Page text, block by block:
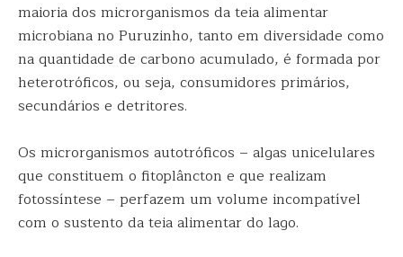
maioria dos microrganismos da teia alimentar
microbiana no Puruzinho, tanto em diversidade como
na quantidade de carbono acumulado, é formada por
heterotróficos, ou seja, consumidores primários,
secundários e detritores.
Os microrganismos autotróficos – algas unicelulares
que constituem o fitoplâncton e que realizam
fotossíntese – perfazem um volume incompatível
com o sustento da teia alimentar do lago.